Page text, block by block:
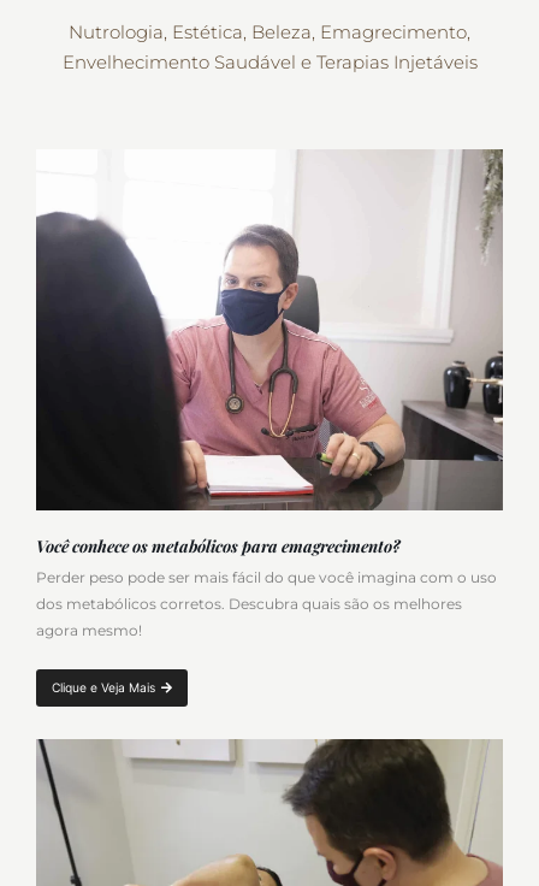
Nutrologia, Estética, Beleza, Emagrecimento,
Envelhecimento Saudável e Terapias Injetáveis
Você conhece os metabólicos para emagrecimento?
Perder peso pode ser mais fácil do que você imagina com o uso
dos metabólicos corretos. Descubra quais são os melhores
agora mesmo!
Clique e Veja Mais